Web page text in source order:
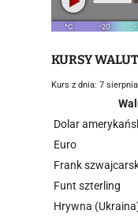
KURSY
Kurs z dnia: 7
Dolar
Euro
Frank
Funt szterling
Hrywna